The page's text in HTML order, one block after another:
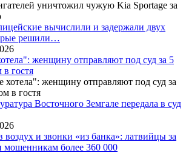
вычислили и задержали двух
решили…
женщину отправляют под суд за 5
гостя
Восточного Земгале передала в суд
и звонки «из банка»: латвийцы за
мошенникам более 360 000